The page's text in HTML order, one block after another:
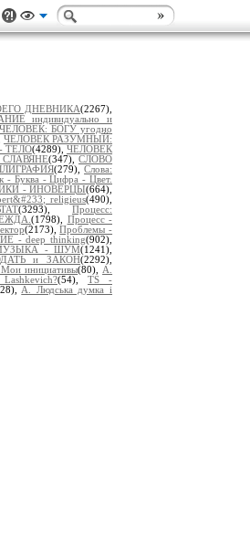
ДНЕВНИКА(2267),
индивидуально и
ЧЕЛОВЕК: БОГУ угодно
ЧЕЛОВЕК РАЗУМНЫЙ:
ТЕЛО(4289),ЧЕЛОВЕК
СЛАВЯНЕ(347),СЛОВО
(279),Слова:
- Буква - Цифра - Цвет.
- ИНОВЕРЦЫ(664),
religieus(490),
(3293),Процесс:
(1798), Процесс -
(2173),Проблемы -
- deep thinking(902),
- ШУМ(1241),
и ЗАКОН(2292),
инициативы(80), А.
(54), TS -
A. Людська думка і